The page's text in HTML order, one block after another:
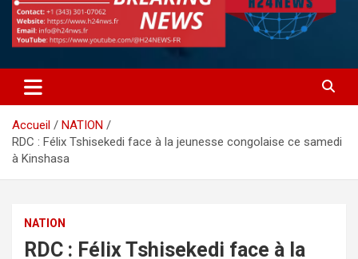
Accueil
NATION
RDC : Félix Tshisekedi face à la jeunesse congolaise ce samedi
à Kinshasa
NATION
RDC : Félix Tshisekedi face à la